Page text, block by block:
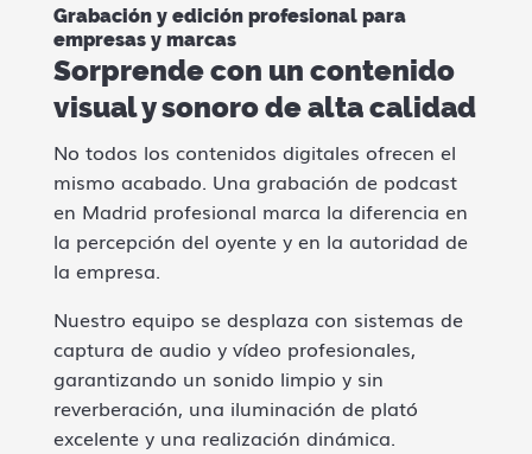
Grabación y edición profesional para
empresas y marcas
Sorprende con un contenido
visual y sonoro de alta calidad
No todos los contenidos digitales ofrecen el
mismo acabado. Una grabación de podcast
en Madrid profesional marca la diferencia en
la percepción del oyente y en la autoridad de
la empresa.
Nuestro equipo se desplaza con sistemas de
captura de audio y vídeo profesionales,
garantizando un sonido limpio y sin
reverberación, una iluminación de plató
excelente y una realización dinámica.